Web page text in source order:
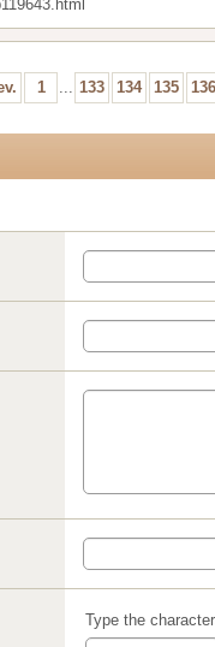
1 ... 133 134 135 136
Type the